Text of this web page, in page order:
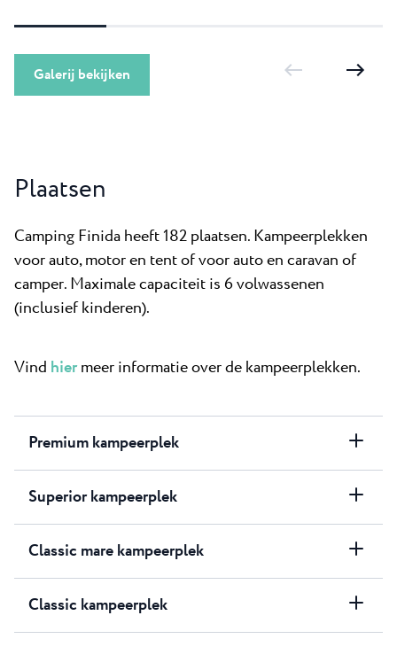
Galerij bekijken
Plaatsen
Camping Finida heeft 182 plaatsen. Kampeerplekken
voor auto, motor en tent of voor auto en caravan of
camper. Maximale capaciteit is 6 volwassenen
(inclusief kinderen).
Vind hiermeer informatie over de kampeerplekken.
Premium kampeerplek
Superior kampeerplek
Classic mare kampeerplek
Classic kampeerplek